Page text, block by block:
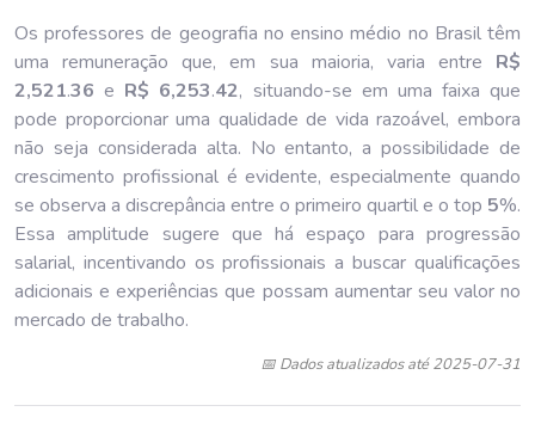
Os professores de geografia no ensino médio no Brasil têm
uma remuneração que, em sua maioria, varia entre R$
2,521.36 e R$ 6,253.42, situando-se em uma faixa que
pode proporcionar uma qualidade de vida razoável, embora
não seja considerada alta. No entanto, a possibilidade de
crescimento profissional é evidente, especialmente quando
se observa a discrepância entre o primeiro quartil e o top 5%.
Essa amplitude sugere que há espaço para progressão
salarial, incentivando os profissionais a buscar qualificações
adicionais e experiências que possam aumentar seu valor no
mercado de trabalho.
📅 Dados atualizados até 2025-07-31